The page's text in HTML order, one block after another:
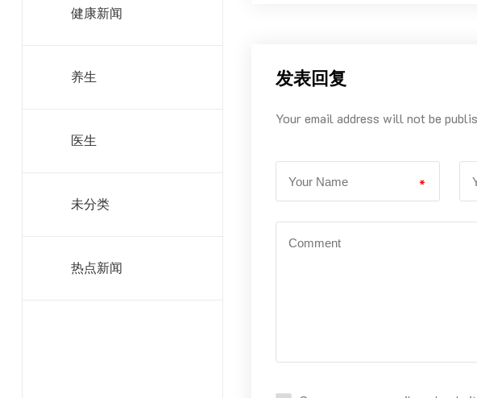
健康新闻
养生
医生
未分类
热点新闻
发表回复
Your email address will not be
*